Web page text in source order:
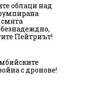
облаци над
Пейтриът!
с дронове!